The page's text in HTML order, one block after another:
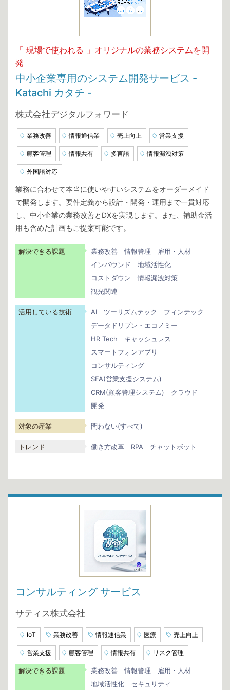
「 現場で使われる 」オリジナルの業務システムを開
発
中小企業専用のシステム開発サービス -
Katachi カタチ -
株式会社デジタルフォワード
業務改善 情報通信業 売上向上 営業支援
顧客管理 情報共有 多言語 情報漏洩対策
外国語対応
業務に合わせて本当に使いやすいシステムをオーダーメイド
で開発します。要件定義から設計・開発・運用まで一貫対応
し、中小企業の業務改善とDXを実現します。また、補助金活
用も含めた計画もご提案可能です。
解決できる課題 業務改善 情報管理
雇用・人材
インバウンド
地域活性化
コストダウン
情報漏洩対策
観光関連
活用している技術 AI ツーリズムテック
フィンテック
データドリブン・エコノミー
HR Tech
キャッシュレス
スマートフォンアプリ
コンサルティング
SFA(営業支援システム)
CRM(顧客管理システム)
クラウド
開発
対象の産業 問わない(すべて)
トレンド 働き方改革 RPA チャットボット
コンサルティング サービス
サティス株式会社
IoT 業務改善 情報通信業 医療 売上向上
営業支援 顧客管理 情報共有 リスク管理
解決できる課題 業務改善 情報管理
雇用・人材
地域活性化
セキュリティ